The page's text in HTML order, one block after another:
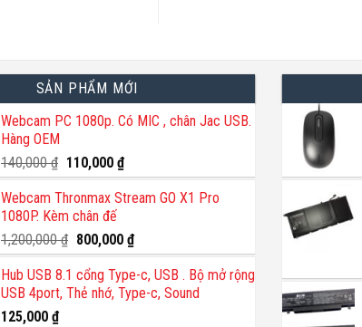
SẢN PHẨM MỚI
Webcam PC 1080p. Có MIC , chân Jac USB.
Hàng OEM
140,000₫ Giá
gốc
là:
140,000 ₫.
110,000 ₫Giá
hiện
tại
110,000 ₫.
Webcam Thronmax Stream GO X1 Pro
1080P. Kèm chân đế
1,200,000₫ Giá
gốc
là:
1,200,000 ₫.
800,000 ₫Giá
hiện
tại
là:
Hub USB 8.1 cổng Type-c, USB . Bộ mở rộng
USB 4port, Thẻ nhớ, Type-c, Sound
125,000 ₫